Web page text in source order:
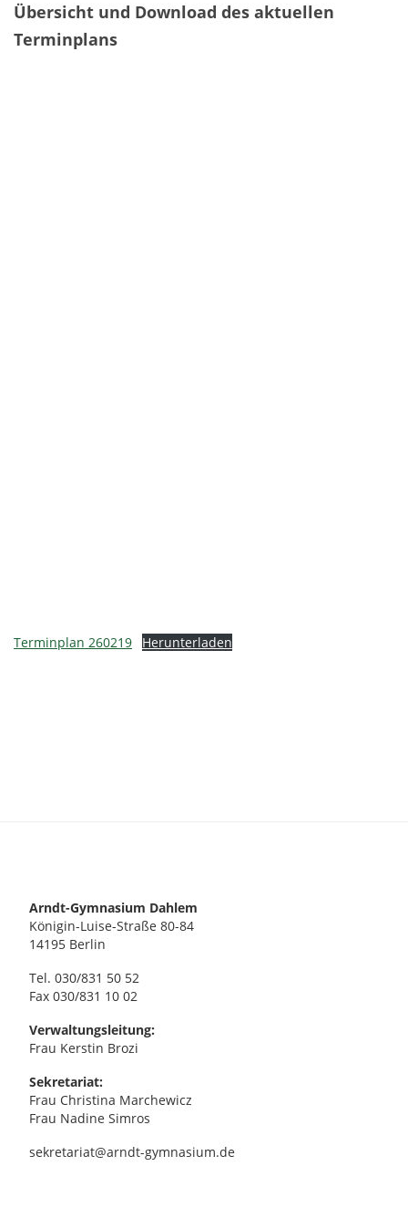
Übersicht und Download des aktuellen
Terminplans
Terminplan 260219 Herunterladen
Arndt-Gymnasium Dahlem
Königin-Luise-Straße 80-84
14195 Berlin
Tel. 030/831 50 52
Fax 030/831 10 02
Verwaltungsleitung:
Frau Kerstin Brozi
Sekretariat:
Frau Christina Marchewicz
Frau Nadine Simros
sekretariat@arndt-gymnasium.de